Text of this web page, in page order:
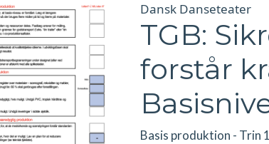
Dansk Danseteater
TGB:
forstår
Basis produktion - Trin 1